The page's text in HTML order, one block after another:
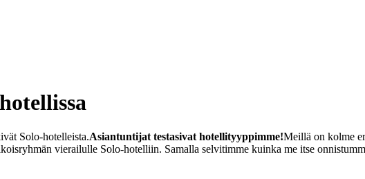
Solo-hotelleista.Asiantuntijat testasivat hotellityyppimme!Meillä on kolme
vierailulle Solo-hotelliin. Samalla selvitimme kuinka me itse